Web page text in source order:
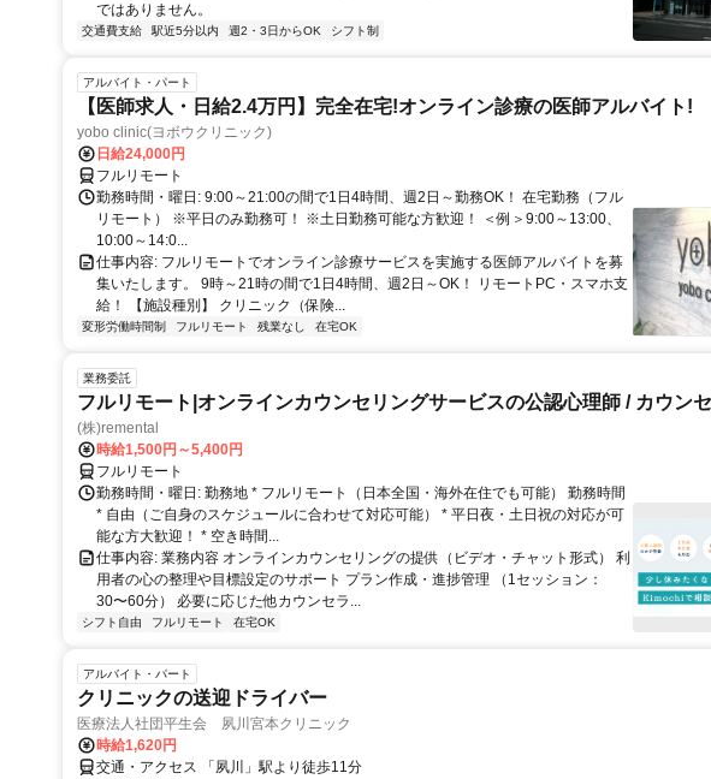
ではありません。
交通費支給 駅近5分以内 週2・3日からOK シフト制
アルバイト・パート
【医師求人・日給2.4万円】完全在宅!オンライン診療の医師アルバイト!
yobo clinic(ヨボウクリニック)
日給24,000円
フルリモート
勤務時間・曜日: 9:00～21:00の間で1日4時間、週2日～勤務OK！ 在宅勤務（フル
リモート） ※平日のみ勤務可！ ※土日勤務可能な方歓迎！ ＜例＞9:00～13:00、
10:00～14:0...
仕事内容: フルリモートでオンライン診療サービスを実施する医師アルバイトを募
集いたします。 9時～21時の間で1日4時間、週2日～OK！ リモートPC・スマホ支
給！ 【施設種別】 クリニック（保険...
変形労働時間制 フルリモート 残業なし 在宅OK
業務委託
フルリモート|オンラインカウンセリングサービスの公認心理師 / カウン
(株)remental
時給1,500円～5,400円
フルリモート
勤務時間・曜日: 勤務地 * フルリモート（日本全国・海外在住でも可能） 勤務時間
* 自由（ご自身のスケジュールに合わせて対応可能） * 平日夜・土日祝の対応が可
能な方大歓迎！ * 空き時間...
仕事内容: 業務内容 オンラインカウンセリングの提供（ビデオ・チャット形式） 利
用者の心の整理や目標設定のサポート プラン作成・進捗管理 （1セッション：
30〜60分） 必要に応じた他カウンセラ...
シフト自由 フルリモート 在宅OK
アルバイト・パート
クリニックの送迎ドライバー
医療法人社団平生会 夙川宮本クリニック
時給1,620円
交通・アクセス 「夙川」駅より徒歩11分